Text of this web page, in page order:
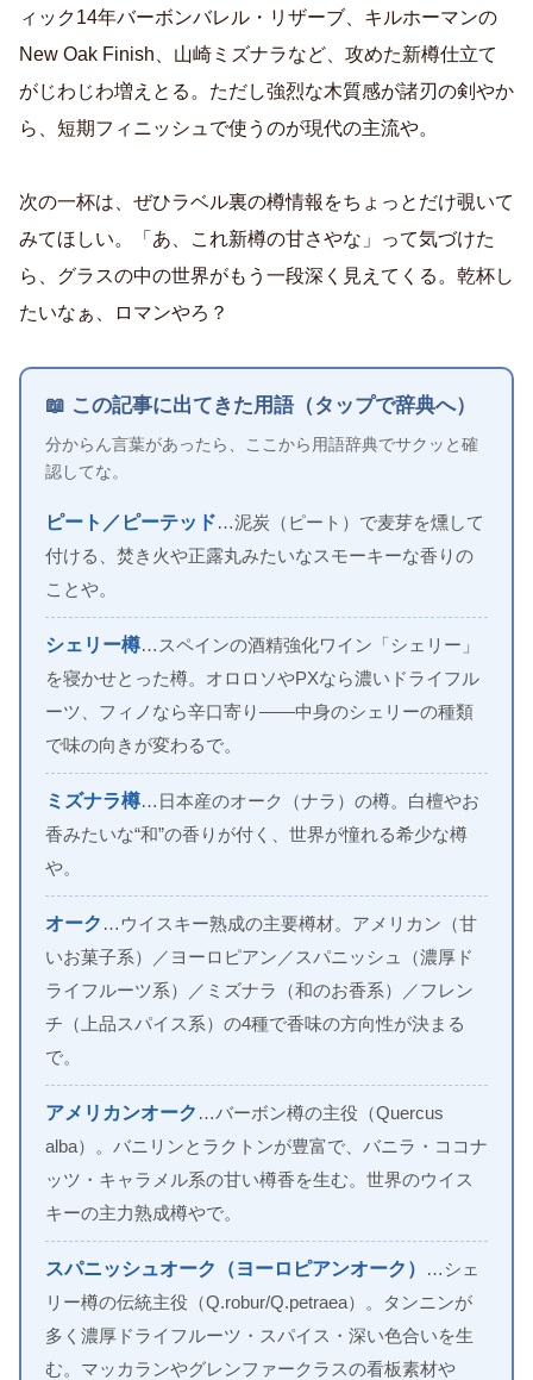
ィック14年バーボンバレル・リザーブ、キルホーマンの
New Oak Finish、山崎ミズナラなど、攻めた新樽仕立て
がじわじわ増えとる。ただし強烈な木質感が諸刃の剣やか
ら、短期フィニッシュで使うのが現代の主流や。
次の一杯は、ぜひラベル裏の樽情報をちょっとだけ覗いて
みてほしい。「あ、これ新樽の甘さやな」って気づけた
ら、グラスの中の世界がもう一段深く見えてくる。乾杯し
たいなぁ、ロマンやろ？
📖 この記事に出てきた用語（タップで辞典へ）
分からん言葉があったら、ここから用語辞典でサクッと確
認してな。
ピート／ピーテッド…泥炭（ピート）で麦芽を燻して
付ける、焚き火や正露丸みたいなスモーキーな香りの
ことや。
シェリー樽…スペインの酒精強化ワイン「シェリー」
を寝かせとった樽。オロロソやPXなら濃いドライフル
ーツ、フィノなら辛口寄り——中身のシェリーの種類
で味の向きが変わるで。
ミズナラ樽…日本産のオーク（ナラ）の樽。白檀やお
香みたいな“和”の香りが付く、世界が憧れる希少な樽
や。
オーク …ウイスキー熟成の主要樽材。アメリカン（甘
いお菓子系）／ヨーロピアン／スパニッシュ（濃厚ド
ライフルーツ系）／ミズナラ（和のお香系）／フレン
チ（上品スパイス系）の4種で香味の方向性が決まる
で。
アメリカンオーク …バーボン樽の主役（Quercus
alba）。バニリンとラクトンが豊富で、バニラ・ココナ
ッツ・キャラメル系の甘い樽香を生む。世界のウイス
キーの主力熟成樽やで。
スパニッシュオーク（ヨーロピアンオーク）
…シェ
リー樽の伝統主役（Q.robur/Q.petraea）。タンニンが
多く濃厚ドライフルーツ・スパイス・深い色合いを生
む。マッカランやグレンファークラスの看板素材や